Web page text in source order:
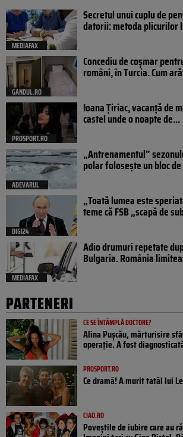
MEDIAFAX
Secretul unui cuplu de
datorii: metoda plicurilor
GANDUL.RO
Concediu de coșmar
români, în Turcia. Cum
PROSPORT.RO
Ioana Țiriac, vacanță de
castel unde o noapte de...
ADEVARUL
„Antrenamentul”
polar folosește un bloc
DIGI24
„Toată lumea este
teme că FSB „scapă de
MEDIAFAX
Adio drumuri repetate
Bulgaria. România
PARTENERI
CE SE ÎNTÂMPLĂ DOCTORE?
Alina Pușcău, mărturisire
operație. A fost
PROSPORT.RO
Ce dramă! A murit tatăl lui
CIAO.RO
Poveştile de iubire care au